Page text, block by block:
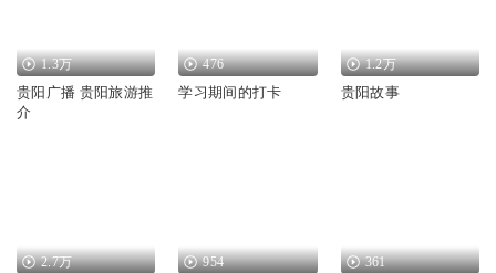
1.3万
贵阳广播 贵阳旅游推
介
476
学习期间的打卡
1.2万
贵阳故事
2.7万 954 361